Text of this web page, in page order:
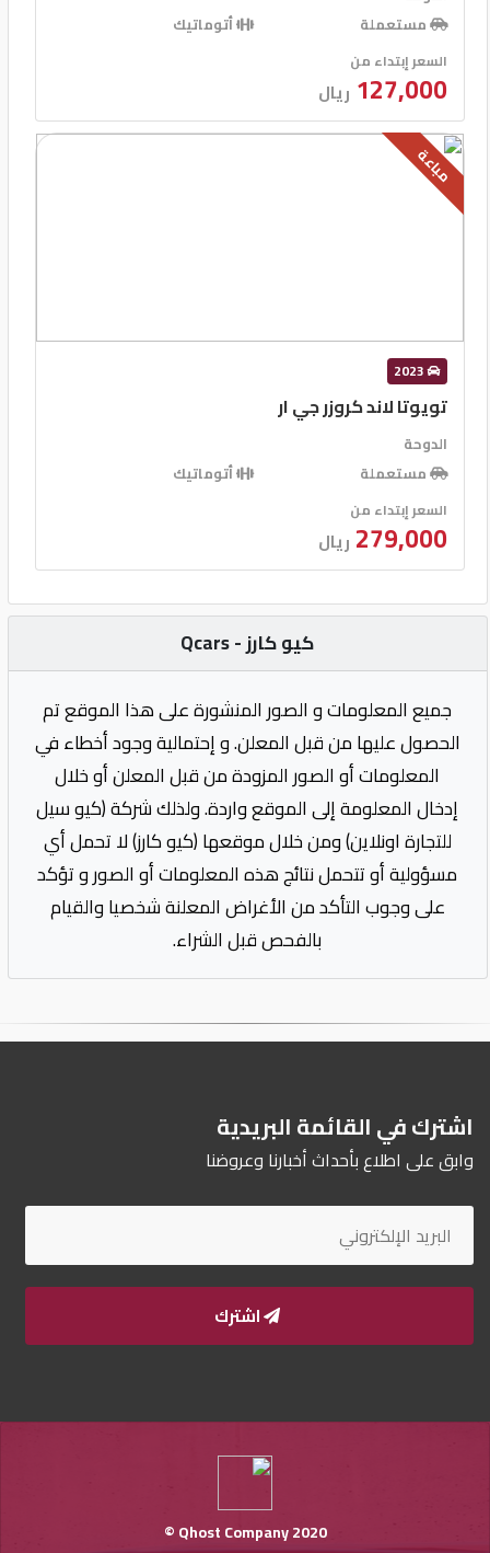
مستعملة
أتوماتيك
السعر إبتداء من
127,000 ريال
مباعة
2023
تويوتا لاند كروزر جي ار
الدوحة
مستعملة
أتوماتيك
السعر إبتداء من
279,000 ريال
كيو كارز - Qcars
جميع المعلومات و الصور المنشورة على هذا الموقع تم
الحصول عليها من قبل المعلن. و إحتمالية وجود أخطاء في
المعلومات أو الصور المزودة من قبل المعلن أو خلال
إدخال المعلومة إلى الموقع واردة. ولذلك شركة (كيو سيل
للتجارة اونلاين) ومن خلال موقعها (كيو كارز) لا تحمل أي
مسؤولية أو تتحمل نتائج هذه المعلومات أو الصور و تؤكد
على وجوب التأكد من الأغراض المعلنة شخصيا والقيام
بالفحص قبل الشراء.
اشترك في القائمة البريدية
وابق على اطلاع بأحداث أخبارنا وعروضنا
اشترك
Qhost Company 2020 ©